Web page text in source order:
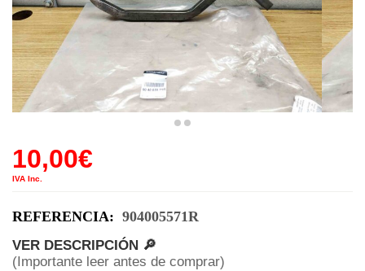
10,00€
IVA Inc.
REFERENCIA: 904005571R
VER DESCRIPCIÓN 🔎
(Importante leer antes de comprar)